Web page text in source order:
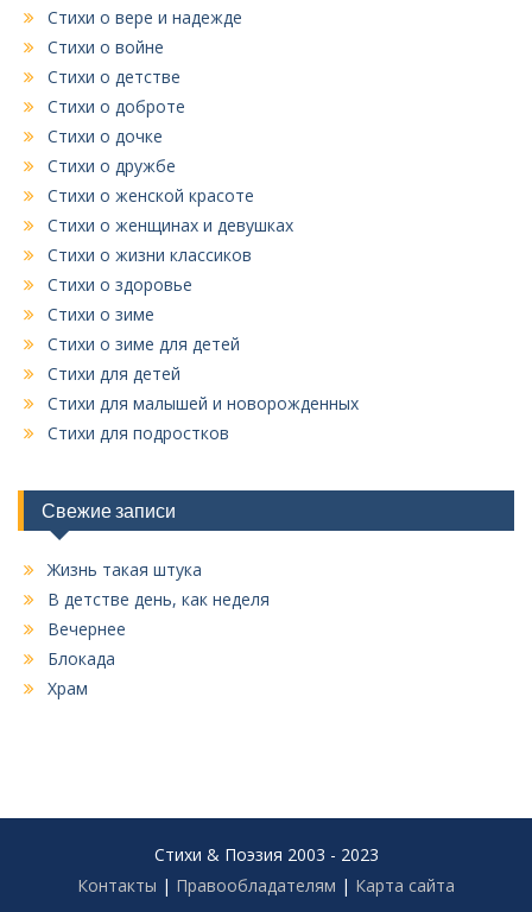
Стихи о вере и надежде
Стихи о войне
Стихи о детстве
Стихи о доброте
Стихи о дочке
Стихи о дружбе
Стихи о женской красоте
Стихи о женщинах и девушках
Стихи о жизни классиков
Стихи о здоровье
Стихи о зиме
Стихи о зиме для детей
Стихи для детей
Стихи для малышей и новорожденных
Стихи для подростков
Свежие записи
Жизнь такая штука
В детстве день, как неделя
Вечернее
Блокада
Храм
Стихи & Поэзия 2003 - 2023
Контакты | Правообладателям | Карта сайта